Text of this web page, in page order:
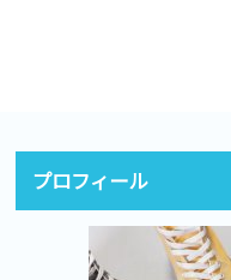
プロフィール